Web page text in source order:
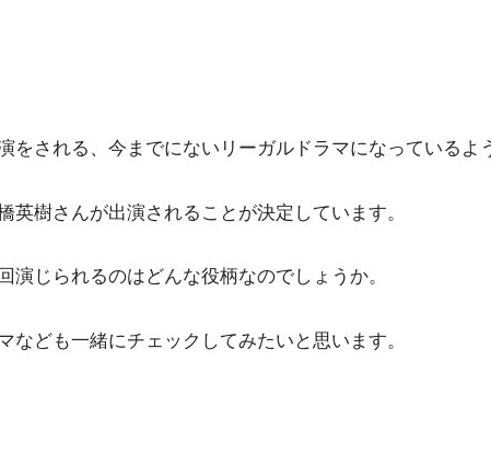
をされる、今までにないリーガルドラマになっているよ
英樹さんが出演されることが決定しています。
演じられるのはどんな役柄なのでしょうか。
なども一緒にチェックしてみたいと思います。